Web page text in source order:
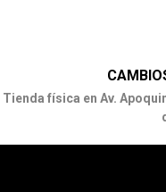
Tienda física en Av.